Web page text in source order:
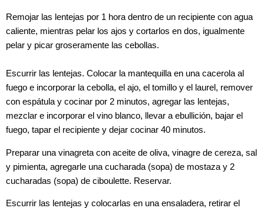
Remojar las lentejas por 1 hora dentro de un recipiente con agua
caliente, mientras pelar los ajos y cortarlos en dos, igualmente
pelar y picar groseramente las cebollas.
Escurrir las lentejas. Colocar la mantequilla en una cacerola al
fuego e incorporar la cebolla, el ajo, el tomillo y el laurel, remover
con espátula y cocinar por 2 minutos, agregar las lentejas,
mezclar e incorporar el vino blanco, llevar a ebullición, bajar el
fuego, tapar el recipiente y dejar cocinar 40 minutos.
Preparar una vinagreta con aceite de oliva, vinagre de cereza, sal
y pimienta, agregarle una cucharada (sopa) de mostaza y 2
cucharadas (sopa) de ciboulette. Reservar.
Escurrir las lentejas y colocarlas en una ensaladera, retirar el